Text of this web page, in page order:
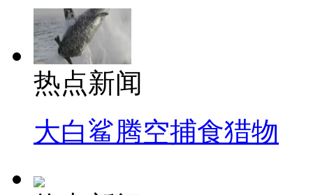
热点新闻
大白鲨腾空捕食猎物